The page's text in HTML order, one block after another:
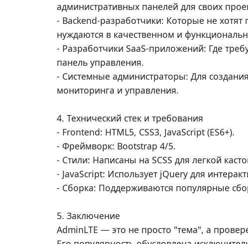
административных панелей для своих
- Backend-разработчики: Которые не хотят
нуждаются в качественном и
- Разработчики SaaS-приложений: Где
панель управления.
- Системные администраторы: Для
мониторинга и управления.
4. Технический стек и требования
- Frontend: HTML5, CSS3, JavaScript (ES6+).
- Фреймворк: Bootstrap 4/5.
- Стили: Написаны на SCSS для легкой
- JavaScript: Использует jQuery для
- Сборка: Поддерживаются популярные
5. Заключение
AdminLTE — это не просто "тема", а